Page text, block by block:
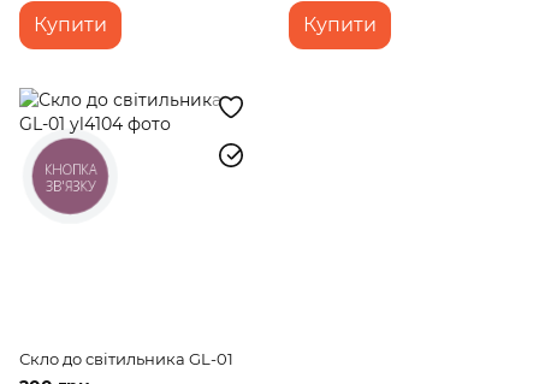
Купити Купити
Скло до світильника GL-01
КНОПКА
ЗВ'ЯЗКУ